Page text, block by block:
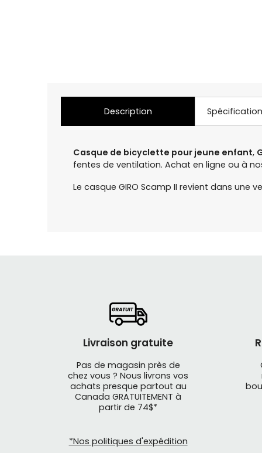
Description
Casque de bicyclette pour jeune enfant,
fentes de ventilation. Achat en ligne ou à
Le casque GIRO Scamp II revient dans
Livraison gratuite
Pas de magasin près de
chez vous ? Nous livrons vos
achats presque partout au
Canada GRATUITEMENT à
partir de 74$*
*Nos politiques d'expédition